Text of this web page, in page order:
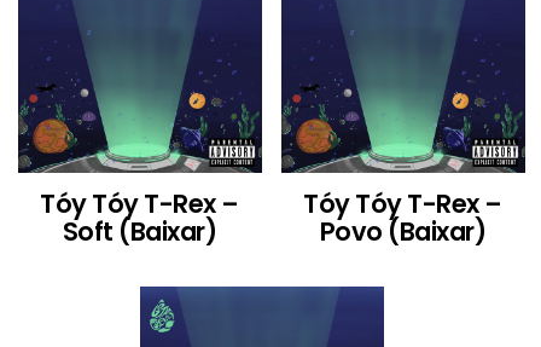
Tóy Tóy T-Rex –
Soft (Baixar)
Tóy Tóy T-Rex –
Povo (Baixar)